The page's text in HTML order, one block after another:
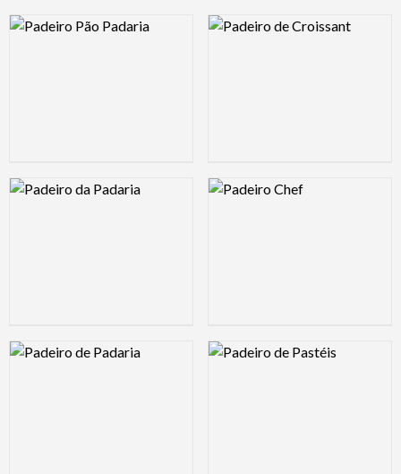
Logo Preview Image Logo Preview Image
Logo Preview Image Logo Preview Image
Logo Preview Image Logo Preview Image